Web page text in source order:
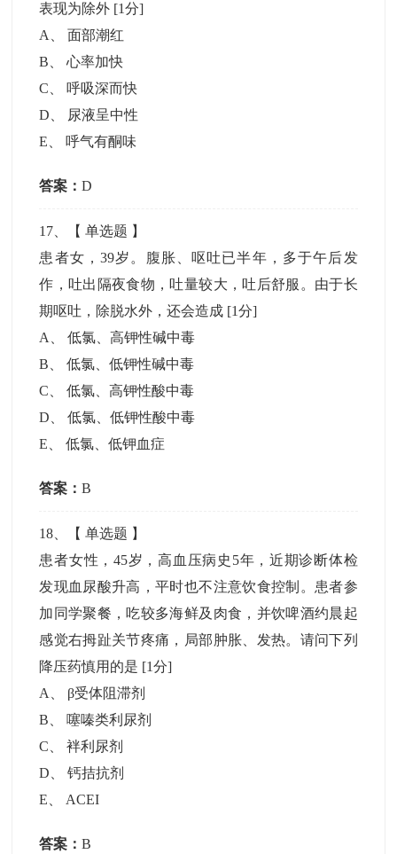
表现为除外 [1分]
A
、面部潮红
B 、心率加快
C
呼吸深而快
D
尿液呈中性
E
呼气有酮味
答案：D
17 、【单选题 】
患者女，39岁。腹胀、呕吐已半年，多于午后发
作，吐出隔夜食物，吐量较大，吐后舒服。由于长
期呕吐，除脱水外，还会造成 [1分]
A
、低氯、高钾性碱中毒
B 、低氯、低钾性碱中毒
C 、低氯、高钾性酸中毒
D 、低氯、低钾性酸中毒
E 、低氯、低钾血症
答案：B
18 、【单选题 】
患者女性，45岁，高血压病史5年，近期诊断体检
发现血尿酸升高，平时也不注意饮食控制。患者参
加同学聚餐，吃较多海鲜及肉食，并饮啤酒约晨起
感觉右拇趾关节疼痛，局部肿胀、发热。请问下列
降压药慎用的是 [1分]
A
β受体阻滞剂
B
噻嗪类利尿剂
C 、袢利尿剂
D 、钙拮抗剂
E
ACEI
答案：B